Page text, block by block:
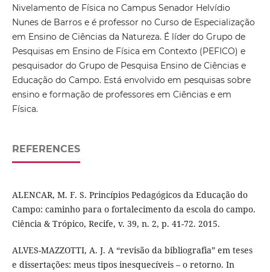
Nivelamento de Física no Campus Senador Helvídio
Nunes de Barros e é professor no Curso de Especialização
em Ensino de Ciências da Natureza. É líder do Grupo de
Pesquisas em Ensino de Física em Contexto (PEFICO) e
pesquisador do Grupo de Pesquisa Ensino de Ciências e
Educação do Campo. Está envolvido em pesquisas sobre
ensino e formação de professores em Ciências e em
Física.
REFERENCES
ALENCAR, M. F. S. Princípios Pedagógicos da Educação do
Campo: caminho para o fortalecimento da escola do campo.
Ciência & Trópico, Recife, v. 39, n. 2, p. 41-72. 2015.
ALVES-MAZZOTTI, A. J. A “revisão da bibliografia” em teses
e dissertações: meus tipos inesquecíveis – o retorno. In